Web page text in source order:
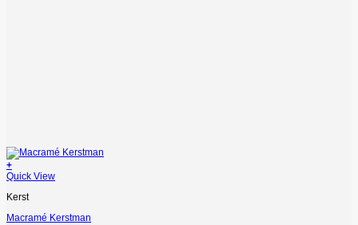
+
Quick View
Kerst
Macramé Kerstman